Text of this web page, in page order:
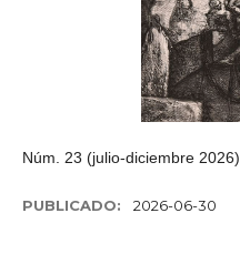
Núm. 23 (julio-diciembre 2026)
PUBLICADO: 2026-06-30